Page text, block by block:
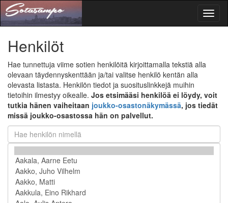
Henkilöt
Hae tunnettuja viime sotien henkilöitä kirjoittamalla tekstiä alla
olevaan täydennyskenttään ja/tai valitse henkilö kentän alla
olevasta listasta. Henkilön tiedot ja suosituslinkkejä muihin
tietoihin ilmestyy oikealle. Jos etsimääsi henkilöä ei löydy, voit
tutkia hänen vaiheitaan joukko-osastonäkymässä, jos tiedät
missä joukko-osastossa hän on palvellut.